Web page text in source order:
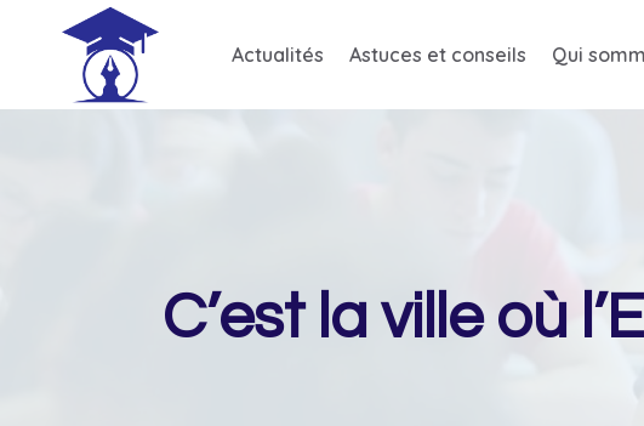
Actualités Astuces et conseils Qui
C’est la ville où